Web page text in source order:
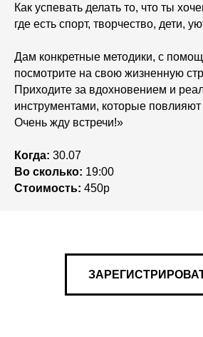
Как успевать делать то, что ты
где есть спорт, творчество, дети,
Дам конкретные методики, с
посмотрите на свою жизненную
Приходите за вдохновением и
инструментами, которые
Очень жду встречи!»
Когда: 30.07
Во сколько: 19:00
Стоимость: 450р